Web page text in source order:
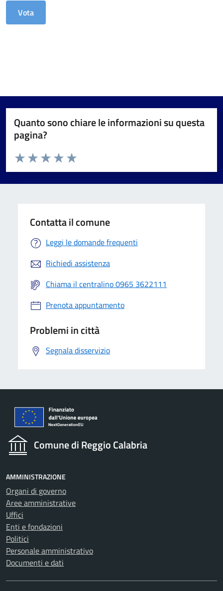
Quanto sono chiare le informazioni su questa
pagina?
Valuta da 1 a 5 stelle la pagina
Valuta 5 stelle su 5
Valuta 4 stelle su 5
Valuta 3 stelle su 5
Valuta 2 stelle su 5
Valuta 1 stelle su 5
Contatta il comune
Leggi le domande frequenti
Richiedi assistenza
Chiama il centralino 0965 3622111
Prenota appuntamento
Problemi in città
Segnala disservizio
Comune di Reggio Calabria
AMMINISTRAZIONE
Organi di governo
Aree amministrative
Uffici
Enti e fondazioni
Politici
Personale amministrativo
Documenti e dati